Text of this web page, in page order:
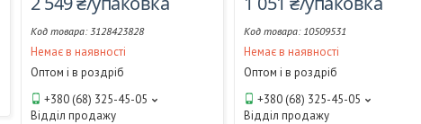
3128423828
Немає в наявності
Оптом і в роздріб
+380 (68) 325-45-05
Відділ продажу
10509531
Немає в наявності
Оптом і в роздріб
+380 (68) 325-45-05
Відділ продажу